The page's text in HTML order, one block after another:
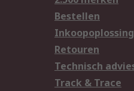
Bestellen
Retouren
Technisch
Track & Trace